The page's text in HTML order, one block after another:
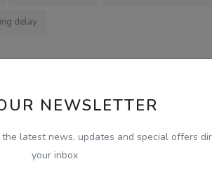
NEWSLETTER
latest news, updates and special offers
your inbox
delay